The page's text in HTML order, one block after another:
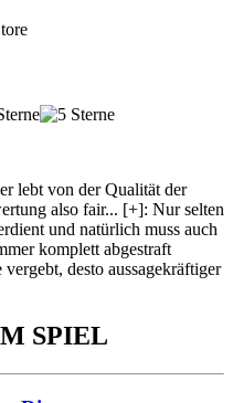
lebt von der Qualität der
also fair... [+]: Nur selten
und natürlich muss auch
komplett abgestraft
desto aussagekräftiger
SPIEL